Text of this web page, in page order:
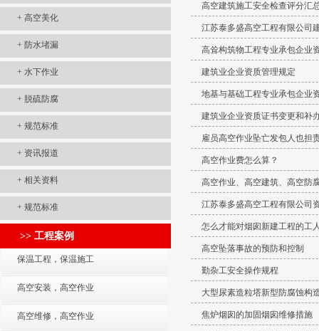
+ 高空美化
+ 防水堵漏
+ 水下作业
+ 脱硫防腐
+ 规范标准
+ 资讯报道
+ 相关资料
+ 规范标准
>> 工程案例
保温工程，保温施工
高空安装，高空作业
高空维修，高空作业
高空建筑施工安全检查评分汇
江苏泰多盛高空工程有限公司
高耸构筑物工程专业承包企业
建筑业企业资质管理规定
地基与基础工程专业承包企业
建筑业企业资质证书变更和补
雇员高空作业坠亡发包人也担
高空作业费怎么算？
高空作业、高空建筑、高空防
江苏泰多盛高空工程有限公司
怎么才能对烟囱新建工程的工
高空坠落事故的预防和控制
勤杂工安全操作规程
大型尿素造粒塔新型防腐蚀构
焦炉烟囱的加固烟囱维修措施